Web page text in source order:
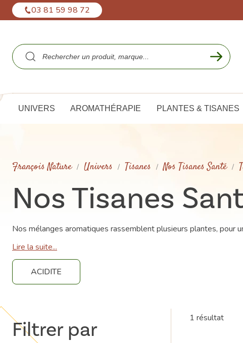
03 81 59 98 72
UNIVERS AROMATHÉRAPIE PLANTES & TISANES
François Nature Univers Tisanes Nos Tisanes Santé
Nos Tisanes
Nos mélanges aromatiques rassemblent plusieurs plantes, pour
Lire la suite...
ACIDITE
Filtrer par 1 résultat
Panneau de gestion des cookies